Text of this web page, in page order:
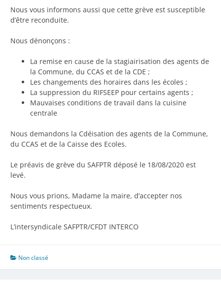
Nous vous informons aussi que cette grève est susceptible
d’être reconduite.
Nous dénonçons :
La remise en cause de la stagiairisation des agents de
la Commune, du CCAS et de la CDE ;
Les changements des horaires dans les écoles ;
La suppression du RIFSEEP pour certains agents ;
Mauvaises conditions de travail dans la cuisine
centrale
Nous demandons la Cdéisation des agents de la Commune,
du CCAS et de la Caisse des Ecoles.
Le préavis de grève du SAFPTR déposé le 18/08/2020 est
levé.
Nous vous prions, Madame la maire, d’accepter nos
sentiments respectueux.
L’intersyndicale SAFPTR/CFDT INTERCO
Non classé